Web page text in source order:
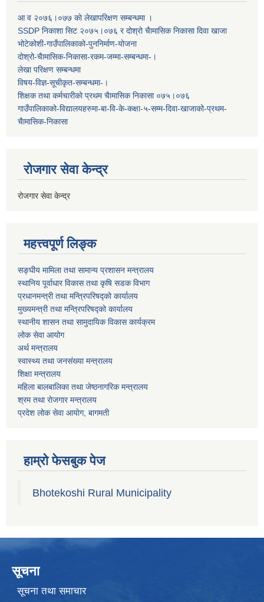
आ व २०७६।०७७ काे लेखापरिक्षण सम्बन्धमा ।
SSDP निकाशा सिट २०७५।०७६ र दोश्रो चैामासिक निकासा दिवा खाजा
भोटेकोशी-गाउँपालिकाको-पुननिर्माण-योजना
दोश्रो-चैामासिक-निकासा-रकम-जम्मा-सम्बन्धमा-।
लेखा परिक्षण सम्बन्धमा
विषय-विज्ञ-सूचीकृत-सम्बन्धमा-।
शिक्षक तथा कर्मचारीको प्रथम च‌ैामासिक निकासा ०७५।०७६
गाउँपालिकाको-विद्यालयहरुमा-बा-वि-के-कक्षा-५-सम्म-दिवा-खाजाको-प्रथम-
चैामासिक-निकासा
रोजगार सेवा केन्द्र
रोजगार सेवा केन्द्र
महत्त्वपूर्ण लिङ्क
सङ्घीय मामिला तथा सामान्य प्रशासन मन्त्रालय
स्थानिय पूर्वाधार विकास तथा कृषि सडक विभाग
प्रधानमन्त्री तथा मन्त्रिपरिषद्को कार्यालय
मुख्यमन्त्री तथा मन्त्रिपरिषद्को कार्यालय
स्थानीय शासन तथा सामुदायिक विकास कार्यक्रम
लोक सेवा आयोग
अर्थ मन्त्रालय
स्वास्थ्य तथा जनस‌ंख्या मन्त्रालय
शिक्षा मन्त्रालय
महिला बालबालिका तथा जेष्ठनागरिक मन्त्रालय
श्रम तथा राेजगार मन्त्रालय
प्रदेश लोक सेवा आयाेग, बागमती
हाम्रो फेसबुक पेज
Bhotekoshi Rural Municipality
सूचना
सूचना तथा समाचार